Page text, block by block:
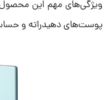
ویژگی‌های مهم این محصول
پوست‌های دهیدراته و